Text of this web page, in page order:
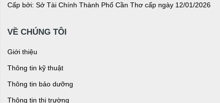
Cấp bởi: Sở Tài Chính Thành Phố Cần Thơ cấp ngày 12/01/2026
VỀ CHÚNG TÔI
Giới thiệu
Thông tin kỹ thuật
Thông tin bảo dưỡng
Thông tin thị trường